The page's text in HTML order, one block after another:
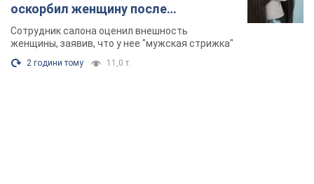
оскорбил женщину после
химиотерапии, разгорелся скандал.
Фото
Сотрудник салона оценил внешность
женщины, заявив, что у нее "мужская стрижка"
2 години тому 11,0 т.